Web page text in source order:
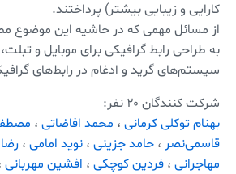
کارایی و زیبایی بیشتر) پرداختند.
از مسائل مهمی که در حاشیه این موضوع
به طراحی رابط گرافیکی برای موبایل و
سیستم‌های گرید و ادغام در رابط‌های
شرکت کنندگان ۲۰ نفر:
بهنام توکلی کرمانی ، محمد افاضاتی ،
قاسمی‌نصر ، حامد جزینی ، نوید امامی ،
مهاجرانی ، فردین کوچکی ، افشین مهربانی